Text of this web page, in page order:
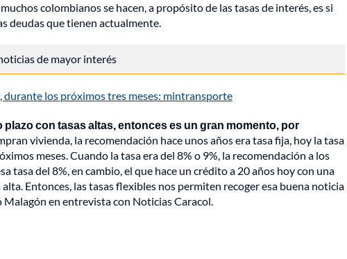
colombianos se hacen, a propósito de las tasas de interés, es si
deudas que tienen actualmente.
de mayor interés
durante los próximos tres meses: mintransporte
con tasas altas, entonces es un gran momento, por
vivienda, la recomendación hace unos años era tasa fija, hoy la tasa
meses. Cuando la tasa era del 8% o 9%, la recomendación a los
tasa del 8%, en cambio, el que hace un crédito a 20 años hoy con una
Entonces, las tasas flexibles nos permiten recoger esa buena noticia
Malagón en entrevista con Noticias Caracol.